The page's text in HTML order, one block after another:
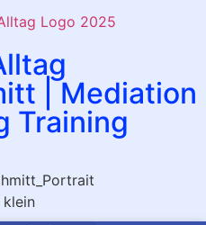
| Mediation
Training